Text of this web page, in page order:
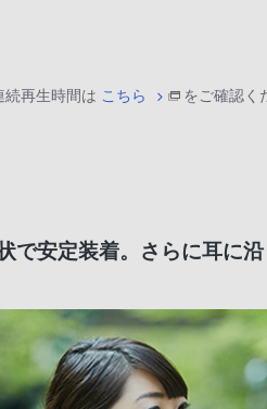
続再生時間は こちら をご確認く
で安定装着。さらに耳に